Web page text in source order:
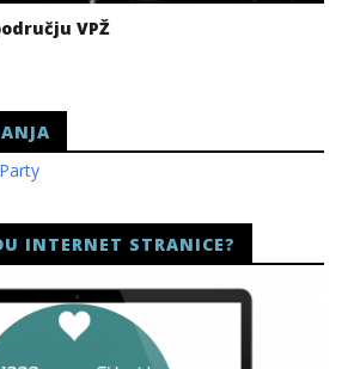
VPŽ
INTERNET STRANICE?